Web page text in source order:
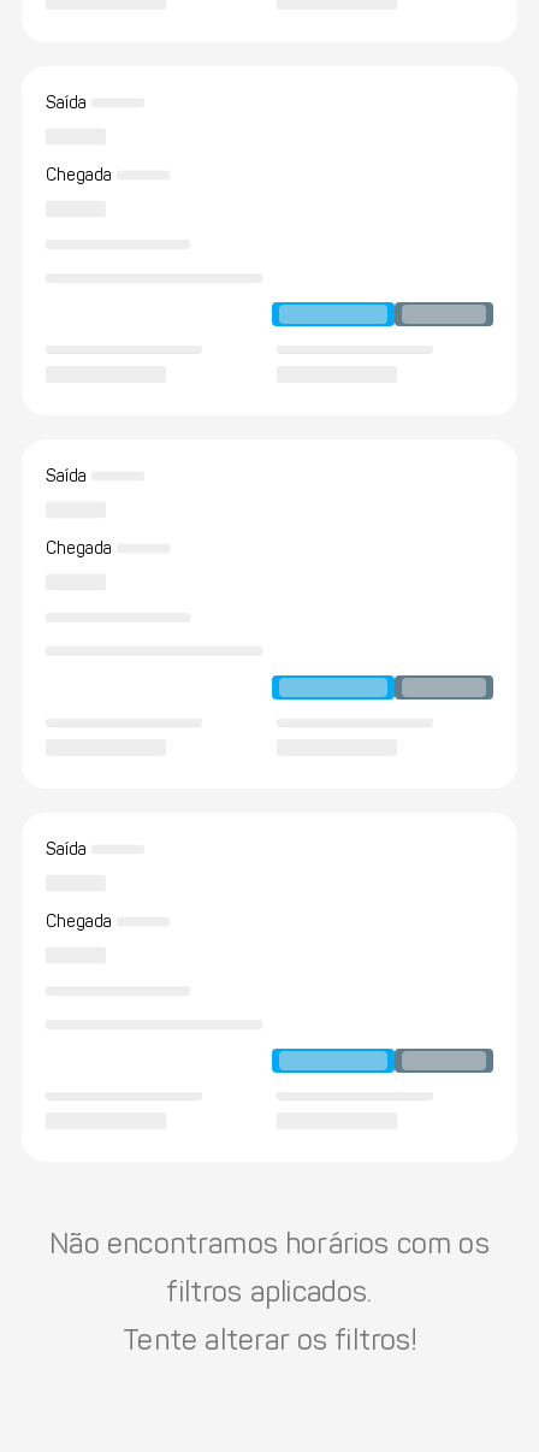
Saída
Chegada
Saída
Chegada
Saída
Chegada
Não encontramos horários com os
filtros aplicados.
Tente alterar os filtros!